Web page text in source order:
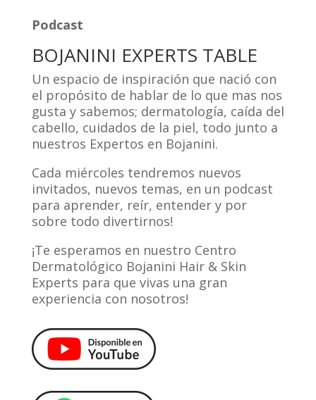
Podcast
BOJANINI EXPERTS TABLE
Un espacio de inspiración que nació con
el propósito de hablar de lo que mas nos
gusta y sabemos; dermatología, caída del
cabello, cuidados de la piel, todo junto a
nuestros Expertos en Bojanini.
Cada miércoles tendremos nuevos
invitados, nuevos temas, en un podcast
para aprender, reír, entender y por
sobre todo divertirnos!
¡Te esperamos en nuestro Centro
Dermatológico Bojanini Hair & Skin
Experts para que vivas una gran
experiencia con nosotros!